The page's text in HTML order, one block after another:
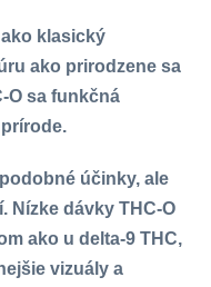
klasický
ako prirodzene sa
O sa funkčná
účinky, ale
Nízke dávky THC-O
ako u delta-9 THC,
vizuály a